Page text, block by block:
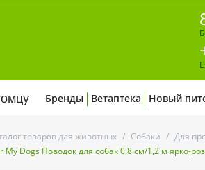
Бренды Ветаптека Новый
товаров для животных / Собаки / Для
Dogs Поводок для собак 0,8 см/1,2 м ярко-